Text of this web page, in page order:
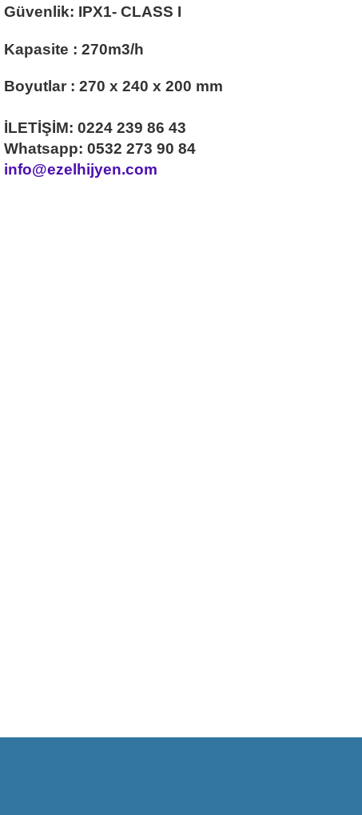
Güvenlik: IPX1- CLASS I
Kapasite : 270m3/h
Boyutlar : 270 x 240 x 200 mm
İLETİŞİM: 0224 239 86 43
Whatsapp: 0532 273 90 84
info@ezelhijyen.com